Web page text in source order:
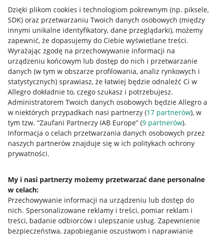
Dzięki plikom cookies i technologiom pokrewnym (np. piksele,
SDK) oraz przetwarzaniu Twoich danych osobowych (między
innymi unikalne identyfikatory, dane przeglądarki), możemy
zapewnić, że dopasujemy do Ciebie wyświetlane treści.
Wyrażając zgodę na przechowywanie informacji na
urządzeniu końcowym lub dostęp do nich i przetwarzanie
danych (w tym w obszarze profilowania, analiz rynkowych i
statystycznych) sprawiasz, że łatwiej będzie odnaleźć Ci w
Allegro dokładnie to, czego szukasz i potrzebujesz.
Administratorem Twoich danych osobowych będzie Allegro a
w niektórych przypadkach nasi partnerzy (17 partnerów), w
tym tzw. “Zaufani Partnerzy IAB Europe” (9 partnerów).
Informacja o celach przetwarzania danych osobowych przez
naszych partnerów znajduje się w ich politykach ochrony
prywatności.
My i nasi partnerzy możemy przetwarzać dane personalne
w celach:
Przechowywanie informacji na urządzeniu lub dostęp do
nich. Spersonalizowane reklamy i treści, pomiar reklam i
treści, badanie odbiorców i ulepszanie usług. Zapewnienie
bezpieczeństwa, zapobieganie oszustwom i naprawianie
Przydatne informacje
Jak to działa
Allegro Gadane dla sprzedających
Allegro Gadane dla kupujących
Mapa miejscowości